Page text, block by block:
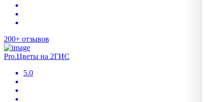
200+ отзывов
Pro.Цветы на 2ГИС
5.0